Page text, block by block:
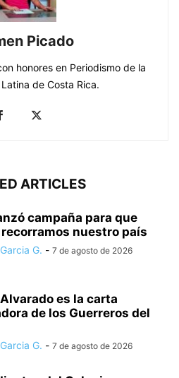
Picado
honores en Periodismo de la
de Costa Rica.
ARTICLES
campaña para que
nuestro país
G. - 7 de agosto de 2026
es la carta
de los Guerreros del
G. - 7 de agosto de 2026